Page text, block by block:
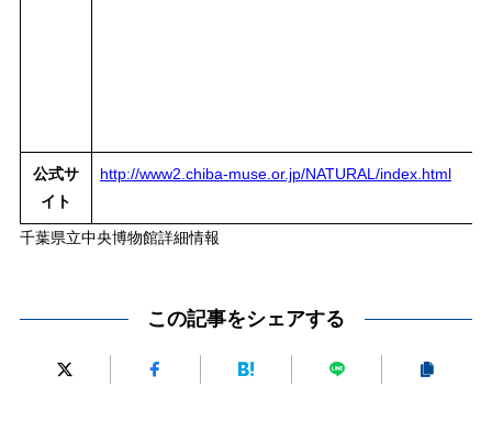
公式サ
イト
http://www2.chiba-muse.or.jp/NATURAL/index.html
千葉県立中央博物館詳細情報
この記事をシェアする